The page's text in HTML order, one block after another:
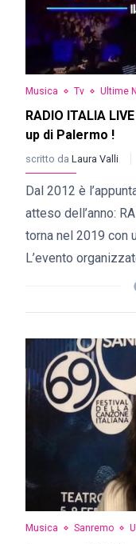
Musica Tv Ultime
RADIO ITALIA
up di Palermo !
scritto da Laura Valli
Dal 2012 è
atteso dell’anno:
torna nel 2019 con
L’evento
Musica Sanremo